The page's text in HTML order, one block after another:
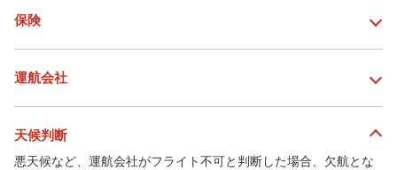
保険
運航会社
天候判断
悪天候など、運航会社がフライト不可と判断した場合、欠航とな